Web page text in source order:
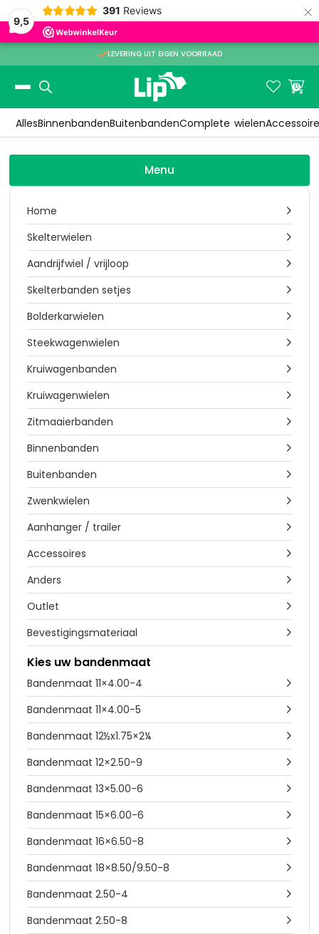
9,5
391 Reviews ×
LEVERING UIT EIGEN VOORRAAD
Slide 2 of 3.
 
0
AllesBinnenbandenBuitenbandenComplete wielen
Menu
Home 
Skelterwielen 
Aandrijfwiel / vrijloop 
Skelterbanden setjes 
Bolderkarwielen 
Steekwagenwielen 
Kruiwagenbanden 
Kruiwagenwielen 
Zitmaaierbanden 
Binnenbanden 
Buitenbanden 
Zwenkwielen 
Aanhanger / trailer 
Accessoires 
Anders 
Outlet 
Bevestigingsmateriaal 
Kies uw bandenmaat
Bandenmaat 11×4.00-4 
Bandenmaat 11×4.00-5 
Bandenmaat 12½x1.75×2¼ 
Bandenmaat 12×2.50-9 
Bandenmaat 13×5.00-6 
Bandenmaat 15×6.00-6 
Bandenmaat 16×6.50-8 
Bandenmaat 18×8.50/9.50-8 
Bandenmaat 2.50-4 
Bandenmaat 2.50-8 